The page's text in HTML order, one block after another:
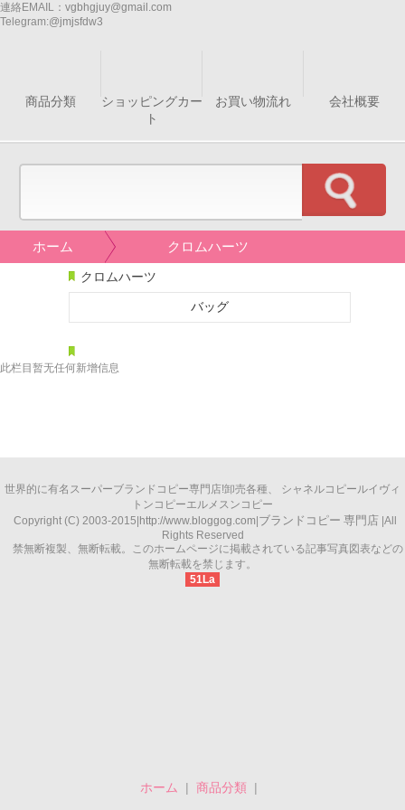
連絡EMAIL： vgbhgjuy@gmail.com
Telegram:@jmjsfdw3
商品分類
ショッピングカー
ト
お買い物流れ 会社概要
ホーム クロムハーツ
クロムハーツ
バッグ
此栏目暂无任何新增信息
世界的に有名 スーパーブランドコピー専門店!卸売各種、 シャネルコピールイヴィ
トンコピーエルメスンコピー
Copyright (C) 2003-2015| http://www.bloggog.com ブランドコピー 専門店 |All
Rights Reserved
禁無断複製、無断転載。このホームページに掲載されている記事写真図表などの
無断転載を禁じます。
51La
ホーム | 商品分類 |